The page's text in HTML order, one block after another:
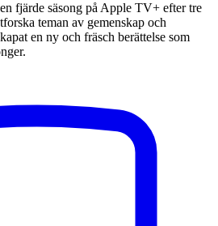
fjärde säsong på Apple TV+ efter tre
teman av gemenskap och
en ny och fräsch berättelse som